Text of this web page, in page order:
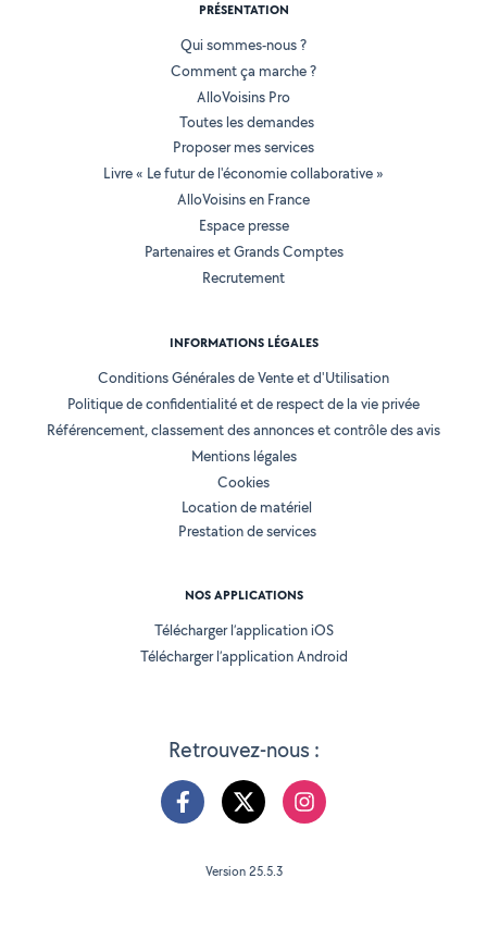
Retrouvez-nous :
PRÉSENTATION
Qui sommes-nous ?
Comment ça marche ?
AlloVoisins Pro
Toutes les demandes
Proposer mes services
Livre « Le futur de l'économie collaborative »
AlloVoisins en France
Espace presse
Partenaires et Grands Comptes
Recrutement
INFORMATIONS LÉGALES
Conditions Générales de Vente et d'Utilisation
Politique de confidentialité et de respect de la vie privée
Référencement, classement des annonces et contrôle des avis
Mentions légales
Cookies
Location de matériel
Prestation de services
NOS APPLICATIONS
Télécharger l’application iOS
Télécharger l’application Android
Version 25.5.3